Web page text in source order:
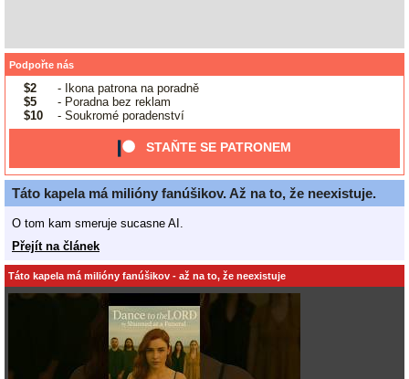
Podpořte nás
$2
- Ikona patrona na poradně
$5
- Poradna bez reklam
$10
- Soukromé poradenství
STAŇTE SE PATRONEM
Táto kapela má milióny fanúšikov. Až na to, že neexistuje.
O tom kam smeruje sucasne AI.
Přejít na článek
Táto kapela má milióny fanúšikov - až na to, že neexistuje